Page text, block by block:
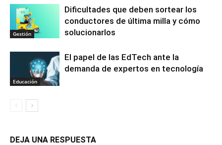
Gestión
Dificultades que deben sortear los
conductores de última milla y cómo
solucionarlos
Educación
El papel de las EdTech ante la
demanda de expertos en tecnología
DEJA UNA RESPUESTA